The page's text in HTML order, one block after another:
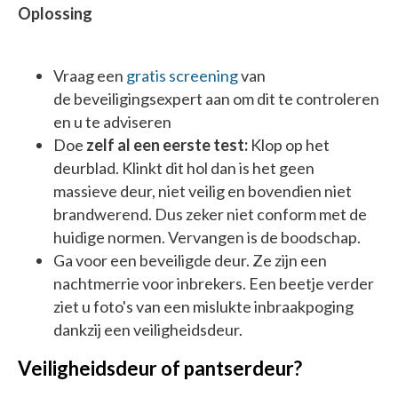
Oplossing
Vraag een gratis screeningvan
de beveiligingsexpert aan om dit te controleren
en u te adviseren
Doe zelf al een eerste test: Klop op het
deurblad. Klinkt dit hol dan is het geen
massieve deur, niet veilig en bovendien niet
brandwerend. Dus zeker niet conform met de
huidige normen. Vervangen is de boodschap.
Ga voor een beveiligde deur. Ze zijn een
nachtmerrie voor inbrekers. Een beetje verder
ziet u foto's van een mislukte inbraakpoging
dankzij een veiligheidsdeur.
Veiligheidsdeur of pantserdeur?